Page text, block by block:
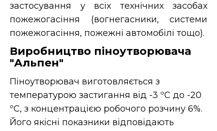
застосування у всіх технічних засобах
пожежогасіння (вогнегасники, системи
пожежогасіння, пожежні автомобілі тощо).
Виробництво піноутворювача
"Альпен"
Піноутворювач виготовляється з
температурою застигання від -3 ºС до -20
ºС, з концентрацією робочого розчину 6%.
Його якісні показники відповідають